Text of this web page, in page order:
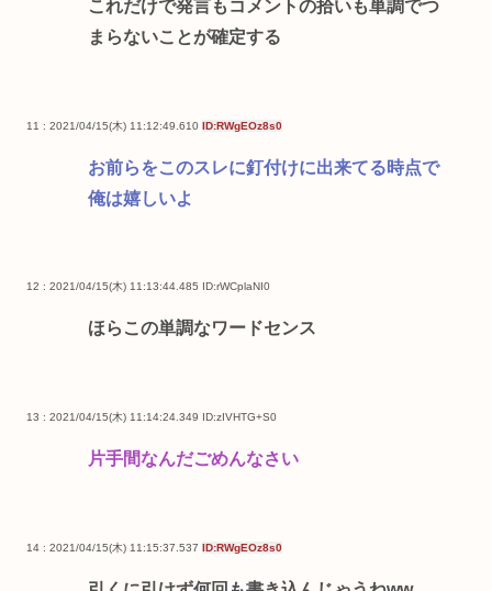
これだけで発言もコメントの拾いも単調でつ
まらないことが確定する
11 : 2021/04/15(木) 11:12:49.610 ID:RWgEOz8s0
お前らをこのスレに釘付けに出来てる時点で
俺は嬉しいよ
12 : 2021/04/15(木) 11:13:44.485 ID:rWCplaNI0
ほらこの単調なワードセンス
13 : 2021/04/15(木) 11:14:24.349 ID:zIVHTG+S0
片手間なんだごめんなさい
14 : 2021/04/15(木) 11:15:37.537 ID:RWgEOz8s0